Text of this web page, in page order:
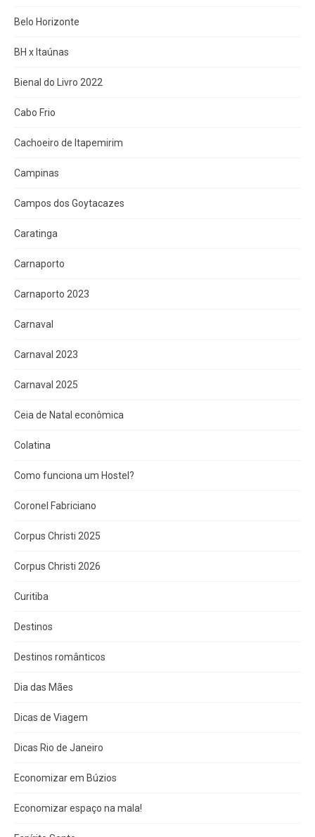
Belo Horizonte
BH x Itaúnas
Bienal do Livro 2022
Cabo Frio
Cachoeiro de Itapemirim
Campinas
Campos dos Goytacazes
Caratinga
Carnaporto
Carnaporto 2023
Carnaval
Carnaval 2023
Carnaval 2025
Ceia de Natal econômica
Colatina
Como funciona um Hostel?
Coronel Fabriciano
Corpus Christi 2025
Corpus Christi 2026
Curitiba
Destinos
Destinos românticos
Dia das Mães
Dicas de Viagem
Dicas Rio de Janeiro
Economizar em Búzios
Economizar espaço na mala!